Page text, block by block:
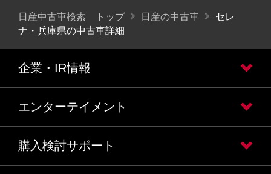
日産中古車検索 トップ 日産の中古車
セレ
ナ・兵庫県の中古車詳細
企業・IR情報
エンターテイメント
購入検討サポート